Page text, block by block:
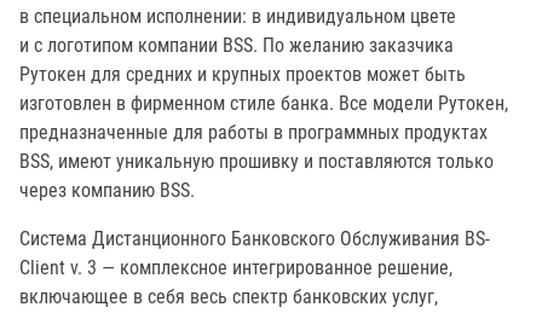
в специальном исполнении: в индивидуальном цвете
и с логотипом компании BSS. По желанию заказчика
Рутокен для средних и крупных проектов может быть
изготовлен в фирменном стиле банка. Все модели Рутокен,
предназначенные для работы в программных продуктах
BSS, имеют уникальную прошивку и поставляются только
через компанию BSS.
Система Дистанционного Банковского Обслуживания BS-
Client v. 3 — комплексное интегрированное решение,
включающее в себя весь спектр банковских услуг,